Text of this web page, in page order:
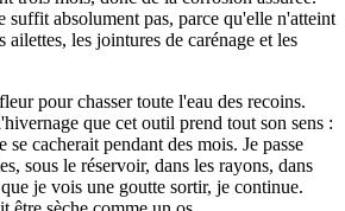
suffit absolument pas, parce qu'elle n'atteint
ailettes, les jointures de carénage et les
pour chasser toute l'eau des recoins.
que cet outil prend tout son sens :
cacherait pendant des mois. Je passe
sous le réservoir, dans les rayons, dans
je vois une goutte sortir, je continue.